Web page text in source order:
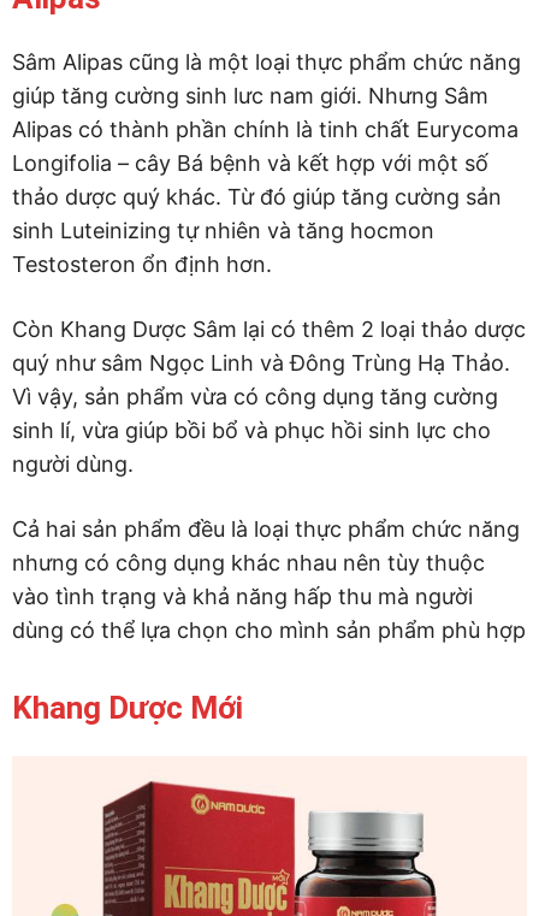
Sâm Alipas cũng là một loại thực phẩm chức năng
giúp tăng cường sinh lưc nam giới. Nhưng Sâm
Alipas có thành phần chính là tinh chất Eurycoma
Longifolia – cây Bá bệnh và kết hợp với một số
thảo dược quý khác. Từ đó giúp tăng cường sản
sinh Luteinizing tự nhiên và tăng hocmon
Testosteron ổn định hơn.
Còn Khang Dược Sâm lại có thêm 2 loại thảo dược
quý như sâm Ngọc Linh và Đông Trùng Hạ Thảo.
Vì vậy, sản phẩm vừa có công dụng tăng cường
sinh lí, vừa giúp bồi bổ và phục hồi sinh lực cho
người dùng.
Cả hai sản phẩm đều là loại thực phẩm chức năng
nhưng có công dụng khác nhau nên tùy thuộc
vào tình trạng và khả năng hấp thu mà người
dùng có thể lựa chọn cho mình sản phẩm phù hợp
Khang Dược Mới